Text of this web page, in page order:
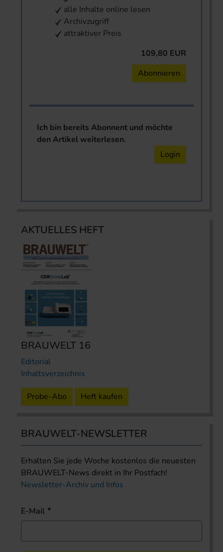
alle Inhalte online lesen
Archivzugriff
attraktiver Preis
109,80 EUR
Abonnieren
Ich bin bereits Abonnent und möchte
den Artikel weiterlesen.
Login
AKTUELLES HEFT
BRAUWELT 16
Editorial
Inhaltsverzeichnis
Probe-Abo Heft kaufen
BRAUWELT-NEWSLETTER
Erhalten Sie jede Woche kostenlos die neuesten
BRAUWELT-News direkt in Ihr Postfach!
Newsletter-Archiv und Infos
E-Mail